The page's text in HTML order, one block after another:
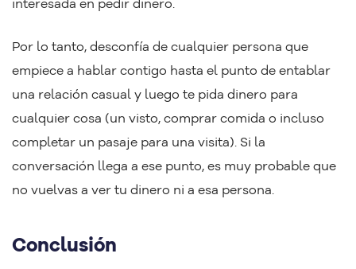
interesada en pedir dinero.
Por lo tanto, desconfía de cualquier persona que
empiece a hablar contigo hasta el punto de entablar
una relación casual y luego te pida dinero para
cualquier cosa (un visto, comprar comida o incluso
completar un pasaje para una visita). Si la
conversación llega a ese punto, es muy probable que
no vuelvas a ver tu dinero ni a esa persona.
Conclusión